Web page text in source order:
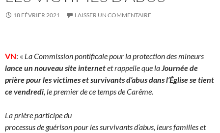
18 FÉVRIER 2021 LAISSER UN COMMENTAIRE
VN: « La Commission pontificale pour la protection des mineurs
lance un nouveau site internetet rappelle que laJournée de
prière pour les victimes et survivants d’abus dans l’Église se tient
ce vendredi, le premier de ce temps de Carême.
La prière participe du
processus de guérison pour les survivants d’abus, leurs familles et